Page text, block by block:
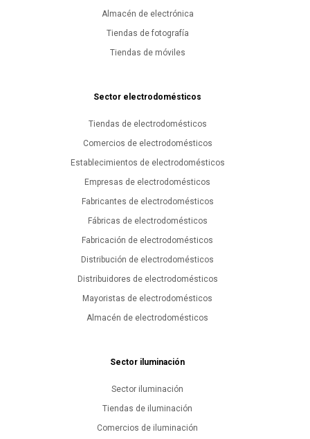
Almacén de electrónica
Tiendas de fotografía
Tiendas de móviles
Sector electrodomésticos
Tiendas de electrodomésticos
Comercios de electrodomésticos
Establecimientos de electrodomésticos
Empresas de electrodomésticos
Fabricantes de electrodomésticos
Fábricas de electrodomésticos
Fabricación de electrodomésticos
Distribución de electrodomésticos
Distribuidores de electrodomésticos
Mayoristas de electrodomésticos
Almacén de electrodomésticos
Sector iluminación
Sector iluminación
Tiendas de iluminación
Comercios de iluminación